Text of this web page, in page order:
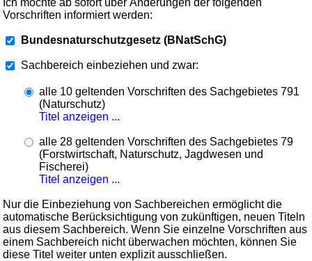
Vorschriften informiert werden:
Bundesnaturschutzgesetz (BNatSchG)
Sachbereich einbeziehen und zwar:
alle 10 geltenden Vorschriften des Sachgebietes 791
(Naturschutz)
Titel anzeigen ...
alle 28 geltenden Vorschriften des Sachgebietes 79
(Forstwirtschaft, Naturschutz, Jagdwesen und
Fischerei)
Titel anzeigen ...
Nur die Einbeziehung von Sachbereichen ermöglicht die
automatische Berücksichtigung von zukünftigen, neuen Titeln
aus diesem Sachbereich. Wenn Sie einzelne Vorschriften aus
einem Sachbereich nicht überwachen möchten, können Sie
diese Titel weiter unten explizit ausschließen.